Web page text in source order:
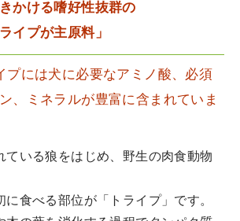
かける嗜好性抜群の
イプが主原料」
プには犬に必要なアミノ酸、必須
、ミネラルが豊富に含まれていま
ている狼をはじめ、野生の肉食動物
に食べる部位が「トライプ」です。